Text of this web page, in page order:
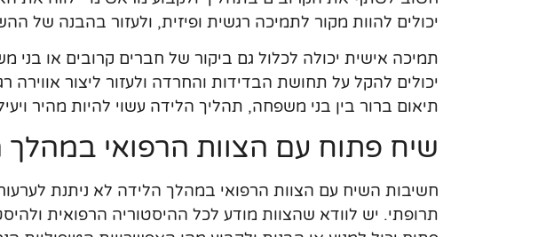
יכולים להוות מקור לתמיכה רגשית ופיזית, ולעזור בהבנה של
תמיכה אישית יכולה לכלול גם ביקור של חברים קרובים או
יכולים להקל על תחושת הבדידות והחרדה ולעזור ליצור
תיאום ברור בין בני משפחה, תהליך הלידה עשוי להיות מהיר
שיח פתוח עם הצוות הרפואי במהלך
חשיבות השיח עם הצוות הרפואי במהלך הלידה לא ניתנת
תרופתי. יש לוודא שהצוות מודע לכל ההיסטוריה הרפואית